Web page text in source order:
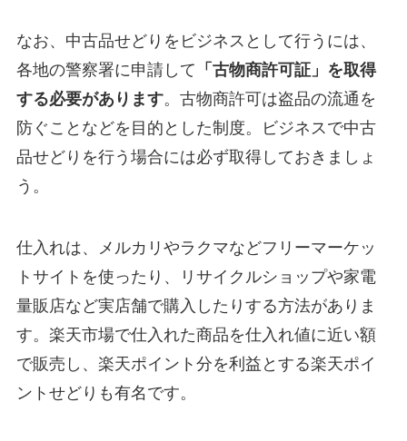
なお、中古品せどりをビジネスとして行うには、
各地の警察署に申請して 「古物商許可証」を取得
する必要があります。古物商許可は盗品の流通を
防ぐことなどを目的とした制度。ビジネスで中古
品せどりを行う場合には必ず取得しておきましょ
う。
仕入れは、メルカリやラクマなどフリーマーケッ
トサイトを使ったり、リサイクルショップや家電
量販店など実店舗で購入したりする方法がありま
す。楽天市場で仕入れた商品を仕入れ値に近い額
で販売し、楽天ポイント分を利益とする楽天ポイ
ントせどりも有名です。